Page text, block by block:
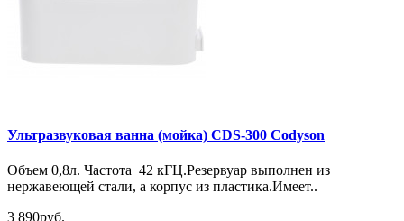
Ультразвуковая ванна (мойка) CDS-300 Codyson
Объем 0,8л. Частота 42 кГЦ.Резервуар выполнен из
нержавеющей стали, а корпус из пластика.Имеет..
3 890руб.